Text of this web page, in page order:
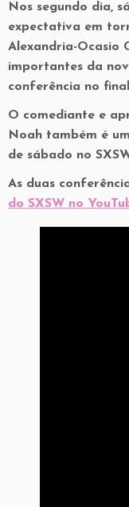
Nos segundo dia,
expectativa em
Alexandria-Ocasio
importantes da
conferência no
O comediante e
Noah também é
de sábado no
As duas
do SXSW no